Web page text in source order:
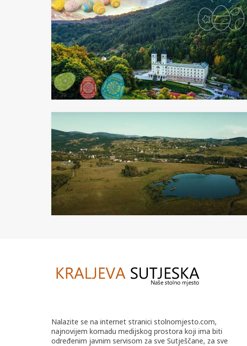
Nalazite se na internet stranici stolnomjesto.com,
najnovijem komadu medijskog prostora koji ima biti
određenim javnim servisom za sve Sutješčane, za sve